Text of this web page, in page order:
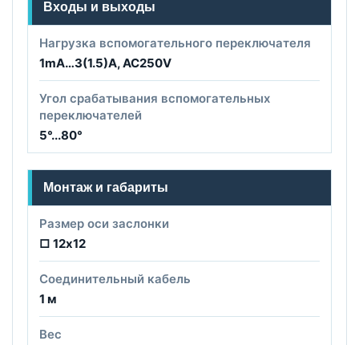
Входы и выходы
Нагрузка вспомогательного переключателя
1mA…3(1.5)A, AC250V
Угол срабатывания вспомогательных
переключателей
5°...80°
Монтаж и габариты
Размер оси заслонки
□ 12х12
Соединительный кабель
1 м
Вес